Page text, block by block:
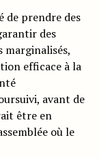
de prendre des
des
marginalisés,
efficace à la
avant de
être en
où le